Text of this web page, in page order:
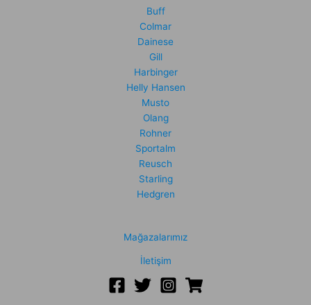
Buff
Colmar
Dainese
Gill
Harbinger
Helly Hansen
Musto
Olang
Rohner
Sportalm
Reusch
Starling
Hedgren
Mağazalarımız
İletişim